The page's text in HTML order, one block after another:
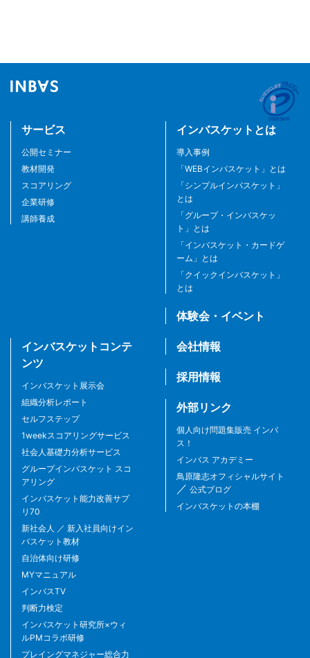
サービス
公開セミナー
教材開発
スコアリング
企業研修
講師養成
インバスケットとは
導入事例
「WEBインバスケット」とは
「シンプルインバスケット」
とは
「グループ・インバスケッ
ト」とは
「インバスケット・カードゲ
ーム」とは
「クイックインバスケット」
とは
体験会・イベント
インバスケットコンテ
ンツ
インバスケット展示会
組織分析レポート
セルフステップ
1weekスコアリングサービス
社会人基礎力分析サービス
グループインバスケット スコ
アリング
インバスケット能力改善サプ
リ70
新社会人 ／ 新入社員向けイン
バスケット教材
自治体向け研修
MYマニュアル
インバスTV
判断力検定
インバスケット研究所×ウィ
ルPMコラボ研修
プレイングマネジャー総合力
会社情報
採用情報
外部リンク
個人向け問題集販売 インバ
ス！
インバス アカデミー
鳥原隆志オフィシャルサイト
／ 公式ブログ
インバスケットの本棚